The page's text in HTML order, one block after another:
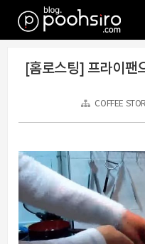
[홈로스팅] 프라이팬
COFFEE